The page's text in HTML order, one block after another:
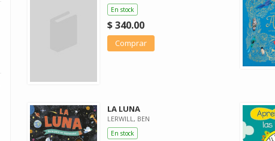
En stock
$ 340.00
Comprar
LA LUNA
LERWILL, BEN
En stock